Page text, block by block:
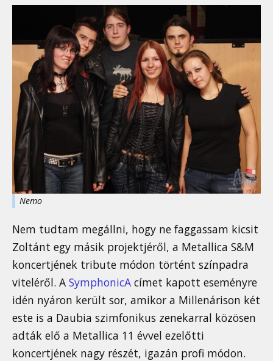
Nemo
Nem tudtam megállni, hogy ne faggassam kicsit
Zoltánt egy másik projektjéről, a Metallica S&M
koncertjének tribute módon történt színpadra
viteléről. A SymphonicA címet kapott eseményre
idén nyáron került sor, amikor a Millenárison két
este is a Daubia szimfonikus zenekarral közösen
adták elő a Metallica 11 évvel ezelőtti
koncertjének nagy részét, igazán profi módon.